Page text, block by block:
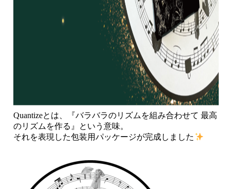
Quantizeとは、『バラバラのリズムを組み合わせて 最高
のリズムを作る』という意味。
それを表現した包装用パッケージが完成しました